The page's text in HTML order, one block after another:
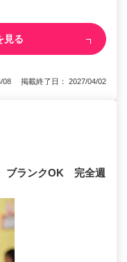
見る
08 掲載終了日： 2027/04/02
ブランクOK 完全週